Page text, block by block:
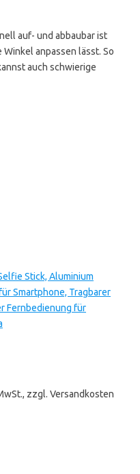
auf- und abbaubar ist
anpassen lässt. So
auch schwierige
Stick, Aluminium
Smartphone, Tragbarer
Fernbedienung für
zzgl. Versandkosten